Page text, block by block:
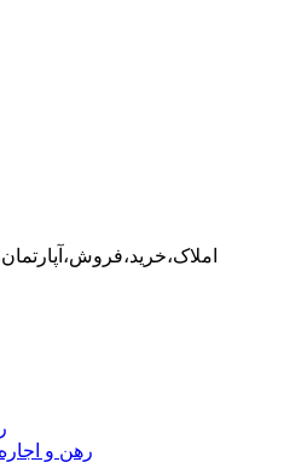
رهن و اجاره